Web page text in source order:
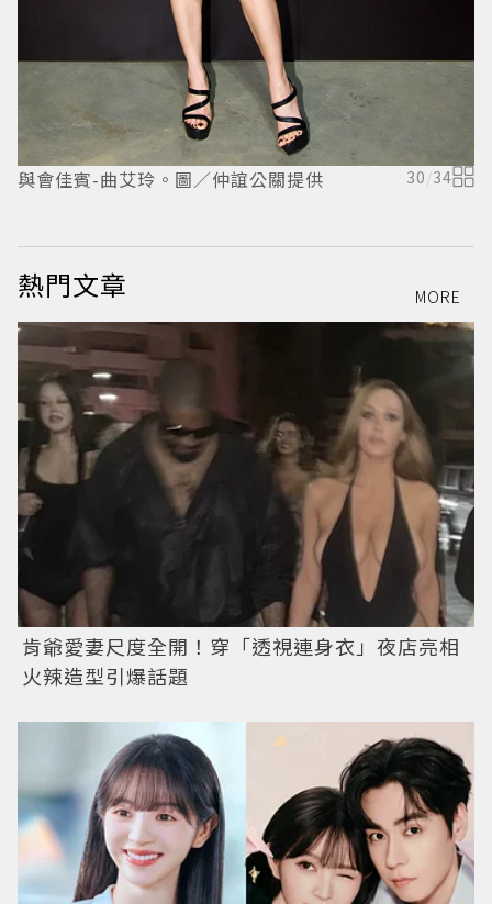
與會佳賓-曲艾玲。圖／仲誼公關提供 30/34
熱門文章 MORE
肯爺愛妻尺度全開！穿「透視連身衣」夜店亮相
火辣造型引爆話題